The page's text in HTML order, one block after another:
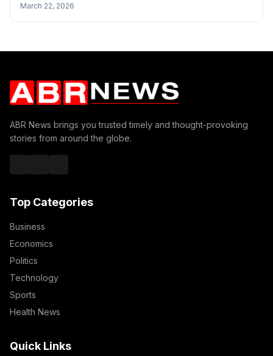
March 22, 2026
ABR News brings you trusted timely and thought-provoking
stories from around the globe.
Top Categories
Business
Economics
Politics
Technology
Sports
Health News
Quick Links